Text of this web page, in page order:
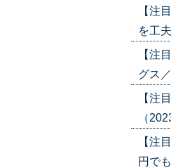
【注
を工
【注
グス
【注
（
【注
円で